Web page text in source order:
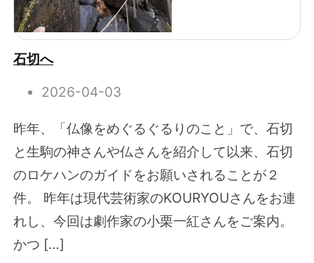
石切へ
2026-04-03
昨年、「仏像をめぐるぐるりのこと」で、石切
と生駒の神さんや仏さんを紹介して以来、石切
のロケハンのガイドをお願いされることが２
件。 昨年は現代芸術家のKOURYOUさんをお連
れし、今回は劇作家の小栗一紅さんをご案内。
かつ […]